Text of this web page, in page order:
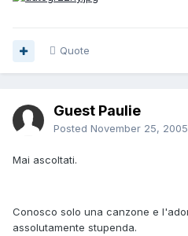
Quote
Guest Paulie
Posted November 25, 2005
Mai ascoltati.
Conosco solo una canzone e
assolutamente stupenda.